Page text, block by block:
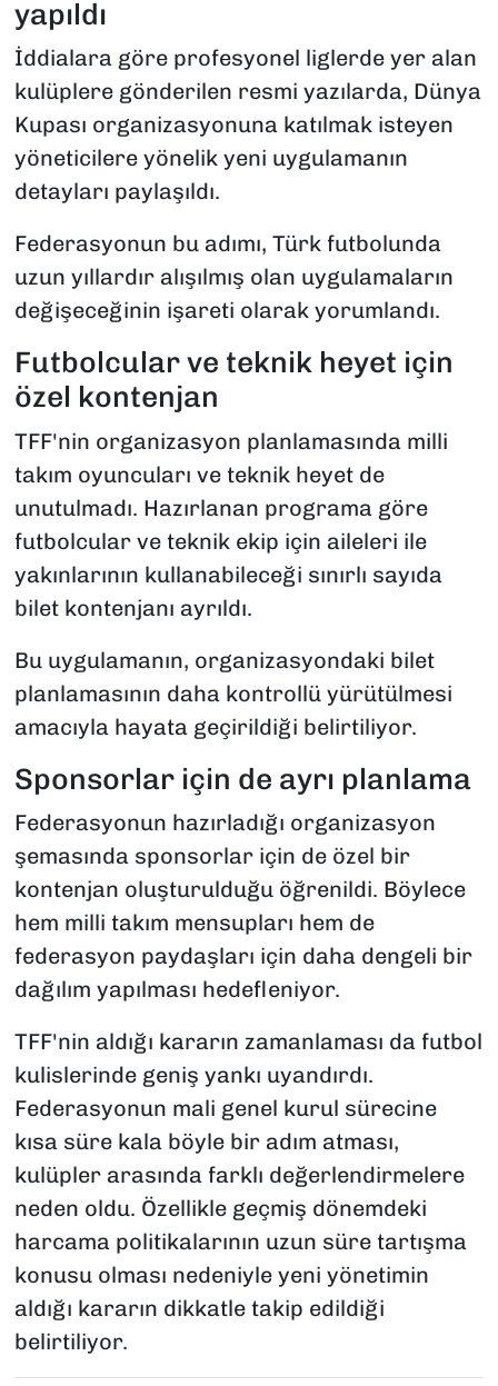
yapıldı
İddialara göre profesyonel liglerde yer alan
kulüplere gönderilen resmi yazılarda, Dünya
Kupası organizasyonuna katılmak isteyen
yöneticilere yönelik yeni uygulamanın
detayları paylaşıldı.
Federasyonun bu adımı, Türk futbolunda
uzun yıllardır alışılmış olan uygulamaların
değişeceğinin işareti olarak yorumlandı.
Futbolcular ve teknik heyet için
özel kontenjan
TFF'nin organizasyon planlamasında milli
takım oyuncuları ve teknik heyet de
unutulmadı. Hazırlanan programa göre
futbolcular ve teknik ekip için aileleri ile
yakınlarının kullanabileceği sınırlı sayıda
bilet kontenjanı ayrıldı.
Bu uygulamanın, organizasyondaki bilet
planlamasının daha kontrollü yürütülmesi
amacıyla hayata geçirildiği belirtiliyor.
Sponsorlar için de ayrı planlama
Federasyonun hazırladığı organizasyon
şemasında sponsorlar için de özel bir
kontenjan oluşturulduğu öğrenildi. Böylece
hem milli takım mensupları hem de
federasyon paydaşları için daha dengeli bir
dağılım yapılması hedefleniyor.
TFF'nin aldığı kararın zamanlaması da futbol
kulislerinde geniş yankı uyandırdı.
Federasyonun mali genel kurul sürecine
kısa süre kala böyle bir adım atması,
kulüpler arasında farklı değerlendirmelere
neden oldu. Özellikle geçmiş dönemdeki
harcama politikalarının uzun süre tartışma
konusu olması nedeniyle yeni yönetimin
aldığı kararın dikkatle takip edildiği
belirtiliyor.